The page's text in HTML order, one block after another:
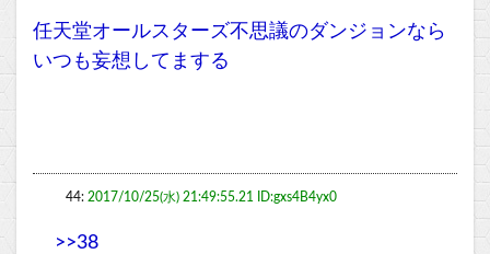
任天堂オールスターズ不思議のダンジョンなら
いつも妄想してまする
44: 2017/10/25(水) 21:49:55.21 ID:gxs4B4yx0
>>38